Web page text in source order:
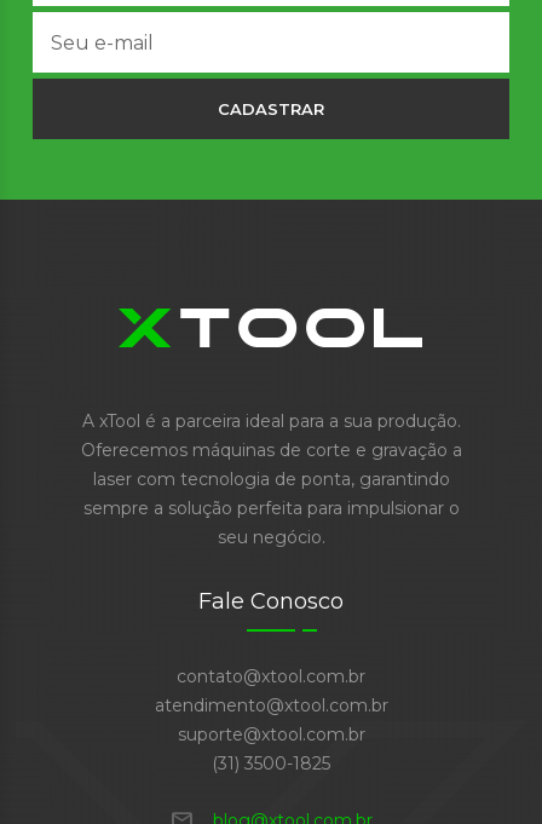
CADASTRAR
A xTool é a parceira ideal para a sua produção.
Oferecemos máquinas de corte e gravação a
laser com tecnologia de ponta, garantindo
sempre a solução perfeita para impulsionar o
seu negócio.
Fale Conosco
contato@xtool.com.br
atendimento@xtool.com.br
suporte@xtool.com.br
(31) 3500-1825